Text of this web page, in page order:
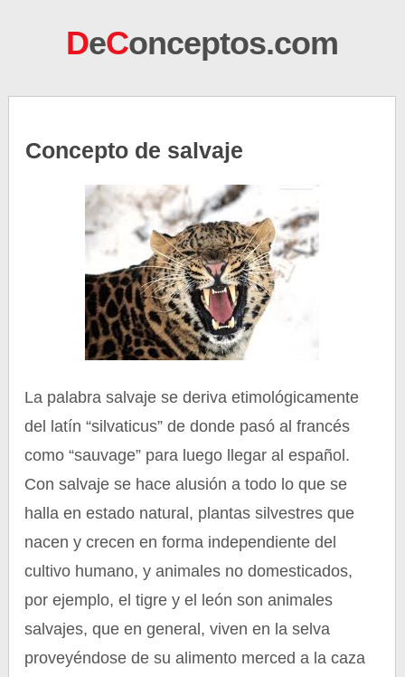
DeConceptos.com
Concepto de salvaje
La palabra salvaje se deriva etimológicamente
del latín “silvaticus” de donde pasó al francés
como “sauvage” para luego llegar al español.
Con salvaje se hace alusión a todo lo que se
halla en estado natural, plantas silvestres que
nacen y crecen en forma independiente del
cultivo humano, y animales no domesticados,
por ejemplo, el tigre y el león son animales
salvajes, que en general, viven en la selva
proveyéndose de su alimento merced a la caza